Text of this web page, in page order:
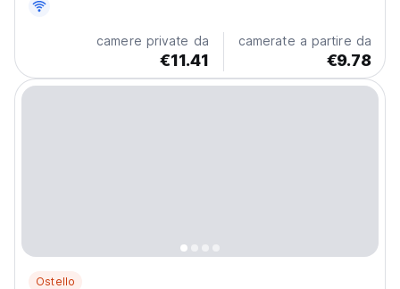
camere private da
€11.41
camerate a partire da
€9.78
Ostello